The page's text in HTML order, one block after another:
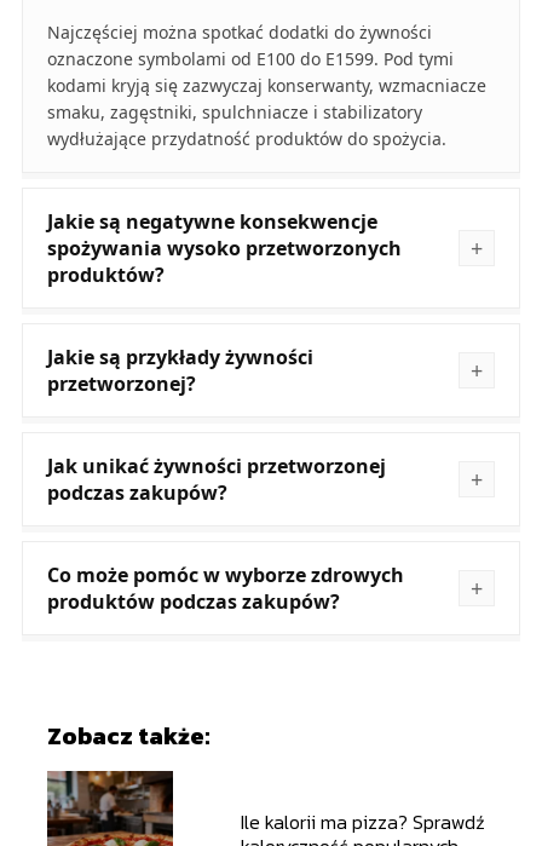
Najczęściej można spotkać dodatki do żywności
oznaczone symbolami od E100 do E1599. Pod tymi
kodami kryją się zazwyczaj konserwanty, wzmacniacze
smaku, zagęstniki, spulchniacze i stabilizatory
wydłużające przydatność produktów do spożycia.
Jakie są negatywne konsekwencje
spożywania wysoko przetworzonych
produktów?
Jakie są przykłady żywności
przetworzonej?
Jak unikać żywności przetworzonej
podczas zakupów?
Co może pomóc w wyborze zdrowych
produktów podczas zakupów?
Zobacz także:
Ile kalorii ma pizza? Sprawdź